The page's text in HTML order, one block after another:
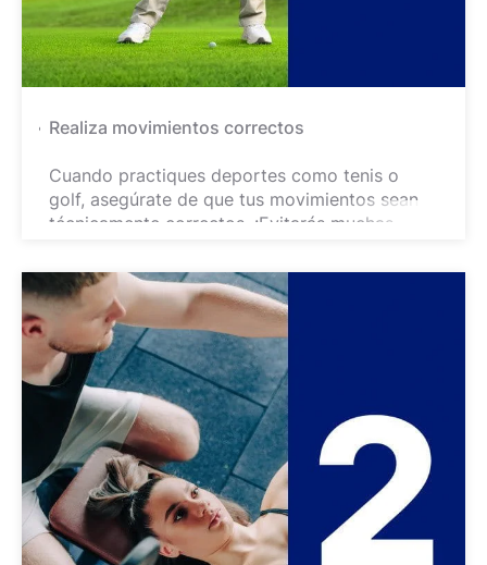
Realiza movimientos correctos
Cuando practiques deportes como tenis o
golf, asegúrate de que tus movimientos sean
técnicamente correctos. ¡Evitarás muchas